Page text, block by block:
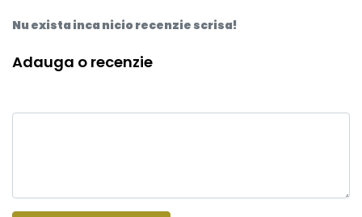
Nu exista inca nicio recenzie scrisa!
Adauga o recenzie